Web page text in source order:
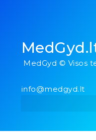
MedGyd © Visos
info@medgyd.lt